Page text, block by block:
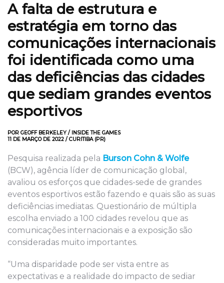
A falta de estrutura e
estratégia em torno das
comunicações internacionais
foi identificada como uma
das deficiências das cidades
que sediam grandes eventos
esportivos
POR GEOFF BERKELEY / INSIDE THE GAMES
11 DE MARÇO DE 2022 / CURITIBA (PR)
Pesquisa realizada pela Burson Cohn & Wolfe
(BCW), agência líder de comunicação global,
avaliou os esforços que cidades-sede de grandes
eventos esportivos estão fazendo e quais são as suas
deficiências imediatas. Questionário de múltipla
escolha enviado a 100 cidades revelou que as
comunicações internacionais e a exposição são
consideradas muito importantes.
“Uma disparidade pode ser vista entre as
expectativas e a realidade do impacto de sediar